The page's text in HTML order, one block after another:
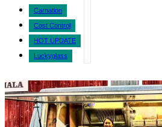
Carnation
Cost Control
HOT UPDATE
Luckyglass